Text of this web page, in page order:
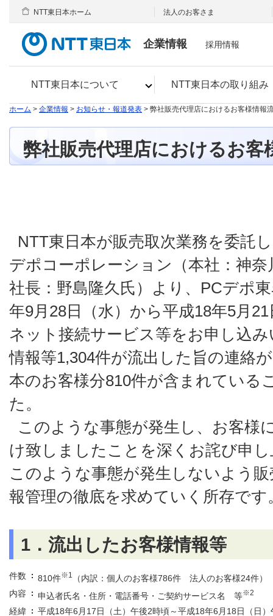
企業情報
NTT東日本について NTT東日本の取り組み
NTT東日本ホーム 法人のお客さま
採用情報
ホーム > 企業情報 > お知らせ・報道発表 > 弊社販売代理店におけるお客様情報
弊社販売代理店におけるお客
NTT東日本が販売取次業務を委託
デポコーポレーション（本社：神奈
社長：野島隆久氏）より、PCデポ
年9月28日（水）から平成18年5月
ネット接続サービス等をお申し込
情報等1,304件が流出した旨の連絡
本のお客様分810件が含まれている
た。
このような事態が発生し、お客様
け致しましたことを深くお詫び申
このような事態が発生しないよう
報管理の徹底を求めていく所存です
1．流出したお客様情報等
件数 810件※1
（内訳：個人のお客様786件 法人のお客様24件）
内容
申込者氏名・住所・電話番号・ご契約サービス名 等※2
経緯
平成18年6月17日（土）午後2時頃～平成18年6月18日（日